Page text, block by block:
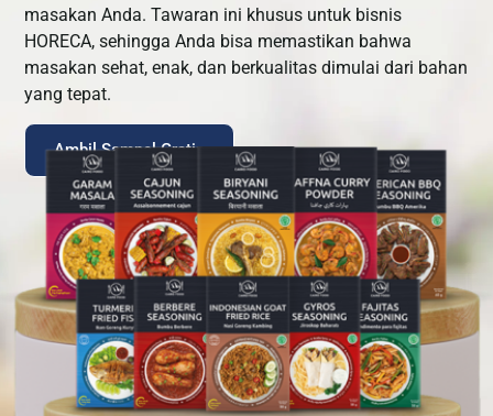
masakan Anda. Tawaran ini khusus untuk bisnis
HORECA, sehingga Anda bisa memastikan bahwa
masakan sehat, enak, dan berkualitas dimulai dari bahan
yang tepat.
Ambil Sampel Gratis